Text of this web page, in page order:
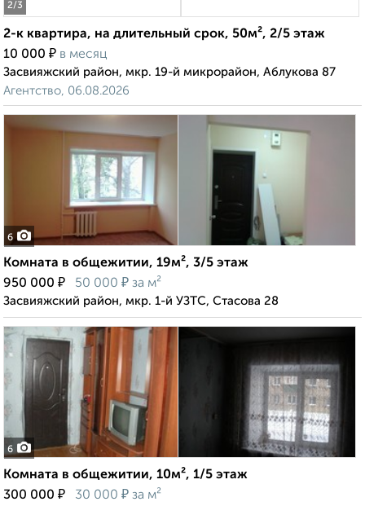
2/3
2-к квартира, на длительный срок, 50м², 2/5 этаж
10 000 ₽ в месяц
Засвияжский район, мкр. 19-й микрорайон, Аблукова 87
Агентство, 06.08.2026
6
Комната в общежитии, 19м², 3/5 этаж
950 000 ₽ 50 000 ₽ за м²
Засвияжский район, мкр. 1-й УЗТС, Стасова 28
6
Комната в общежитии, 10м², 1/5 этаж
300 000 ₽ 30 000 ₽ за м²